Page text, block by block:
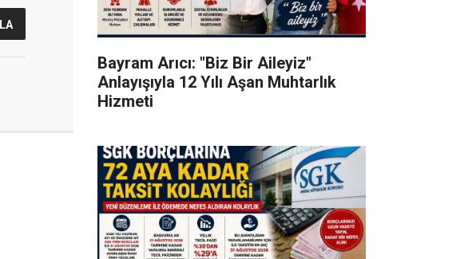
Bayram Arıcı: "Biz Bir Aileyiz"
Anlayışıyla 12 Yılı Aşan Muhtarlık
Hizmeti